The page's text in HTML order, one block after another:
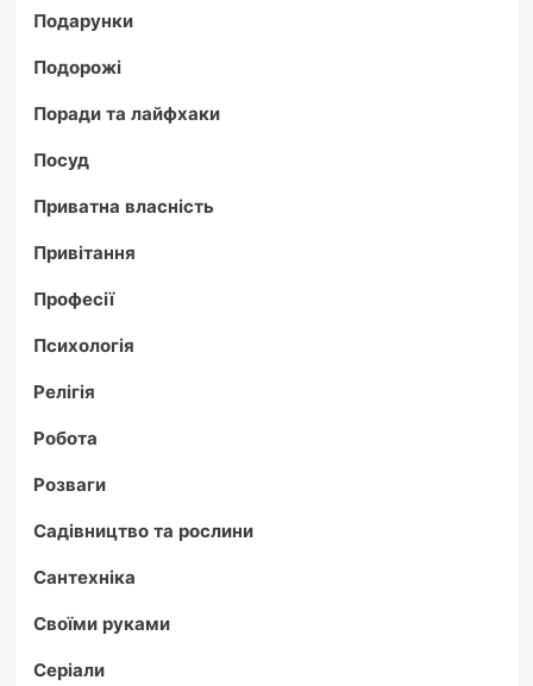
Подарунки
Подорожі
Поради та лайфхаки
Посуд
Приватна власність
Привітання
Професії
Психологія
Релігія
Робота
Розваги
Садівництво та рослини
Сантехніка
Своїми руками
Серіали